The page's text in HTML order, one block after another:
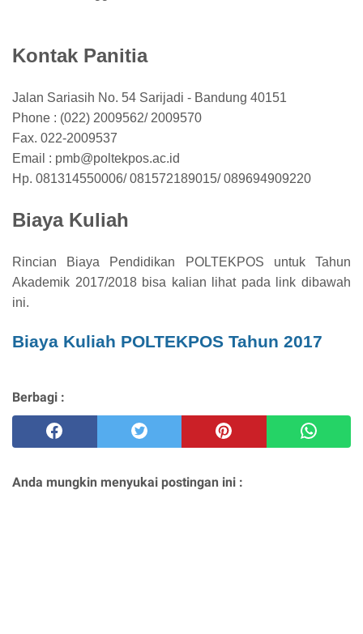
Kontak Panitia
Jalan Sariasih No. 54 Sarijadi - Bandung 40151
Phone : (022) 2009562/ 2009570
Fax. 022-2009537
Email : pmb@poltekpos.ac.id
Hp. 081314550006/ 081572189015/ 089694909220
Biaya Kuliah
Rincian Biaya Pendidikan POLTEKPOS untuk Tahun
Akademik 2017/2018 bisa kalian lihat pada linkdibawah
ini.
Biaya Kuliah POLTEKPOS Tahun 2017
Berbagi :
Anda mungkin menyukai postingan ini :